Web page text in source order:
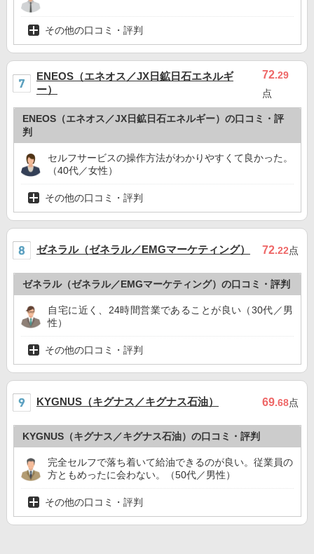
その他の口コミ・評判
ENEOS（エネオス／JX日鉱日石エネルギ
ー）
72.29
点
ENEOS（エネオス／JX日鉱日石エネルギー）の口コミ・評
判
セルフサービスの操作方法がわかりやすくて良かった。
（40代／女性）
その他の口コミ・評判
ゼネラル（ゼネラル／EMGマーケティング） 72.22点
ゼネラル（ゼネラル／EMGマーケティング）の口コミ・評判
自宅に近く、24時間営業であることが良い（30代／男
性）
その他の口コミ・評判
KYGNUS（キグナス／キグナス石油） 69.68点
KYGNUS（キグナス／キグナス石油）の口コミ・評判
完全セルフで落ち着いて給油できるのが良い。従業員の
方ともめったに会わない。（50代／男性）
その他の口コミ・評判